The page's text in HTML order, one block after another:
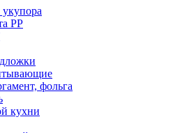
РР
фольга
кухни